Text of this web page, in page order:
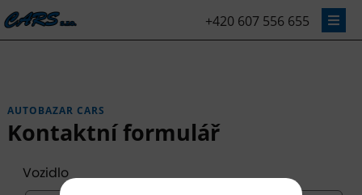
+420 607 556 655
AUTOBAZAR CARS
Kontaktní formulář
Vozidlo